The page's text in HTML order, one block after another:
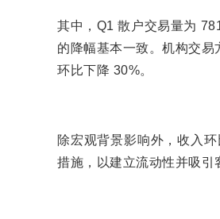
其中，Q1 散户交易量为
的降幅基本一致。机构交易
环比下降 30%。
除宏观背景影响外，收入
措施，以建立流动性并吸引